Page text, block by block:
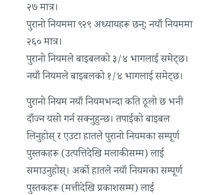
२७ मात्र।
पुरानो नियममा ९२९ अध्यायहरू छन्; नयाँ नियममा
२६० मात्र।
पुरानो नियमले बाइबलको ३/४ भागलाई समेट्छ।
नयाँ नियमले बाइबलको १/४ भागलाई समेट्छ।
पुरानो नियम नयाँ नियमभन्दा कति ठूलो छ भनी
दाँज्न यसो गर्न सक्नुहुन्छ। तपाईंको बाइबल
लिनुहोस् र एउटा हातले पुरानो नियमका सम्पूर्ण
पुस्तकहरू (उत्पत्तिदेखि मलाकीसम्म) लाई
समाउनुहोस्। अर्को हातले नयाँ नियमका सम्पूर्ण
पुस्तकहरू (मत्तीदेखि प्रकाशसम्म) लाई